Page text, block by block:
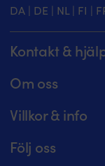
DA | DE | NL | FI |
Kontakt &
08 – 25 15 46 –
Maila oss på
Om oss
För
Villkor & info
Fraktvillkor
Följ oss